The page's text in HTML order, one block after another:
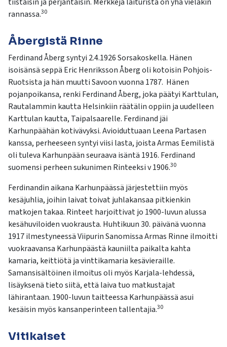
rannassa.30
Åbergistä Rinne
Ferdinand Åberg syntyi 2.4.1926 Sorsakoskella. Hänen
isoisänsä seppä Eric Henriksson Åberg oli kotoisin Pohjois-
Ruotsista ja hän muutti Savoon vuonna 1787. Hänen
pojanpoikansa, renki Ferdinand Åberg, joka päätyi Karttulan,
Rautalammin kautta Helsinkiin räätälin oppiin ja uudelleen
Karttulan kautta, Taipalsaarelle. Ferdinand jäi
Karhunpäähän kotivävyksi. Avioiduttuaan Leena Partasen
kanssa, perheeseen syntyi viisi lasta, joista Armas Eemilistä
oli tuleva Karhunpään seuraava isäntä 1916. Ferdinand
suomensi perheen sukunimen Rinteeksi v 1906.30
Ferdinandin aikana Karhunpäässä järjestettiin myös
kesäjuhlia, joihin laivat toivat juhlakansaa pitkienkin
matkojen takaa. Rinteet harjoittivat jo 1900-luvun alussa
kesähuviloiden vuokrausta. Huhtikuun 30. päivänä vuonna
1917 ilmestyneessä Viipurin Sanomissa Armas Rinne ilmoitti
vuokraavansa Karhunpäästä kauniilta paikalta kahta
kamaria, keittiötä ja vinttikamaria kesävieraille.
Samansisältöinen ilmoitus oli myös Karjala-lehdessä,
lisäyksenä tieto siitä, että laiva tuo matkustajat
lähirantaan. 1900-luvun taitteessa Karhunpäässä asui
kesäisin myös kansanperinteen tallentajia.30
Vitikaiset